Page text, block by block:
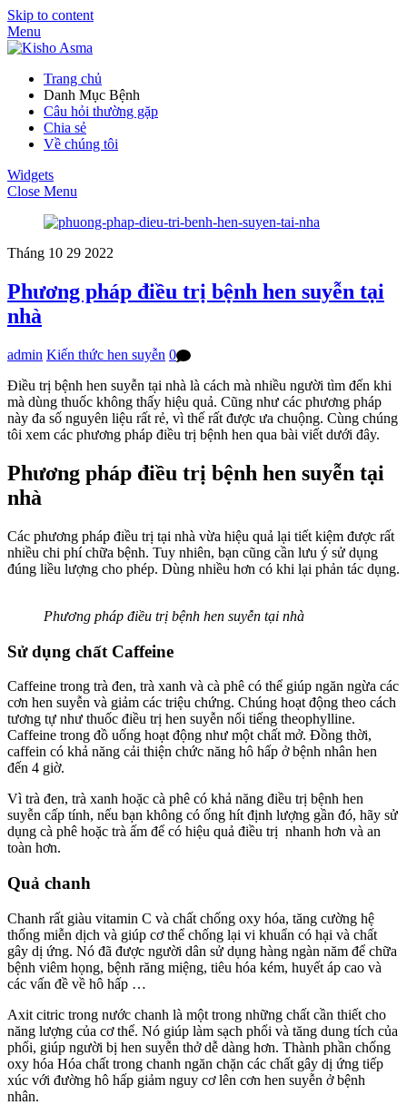
Skip to content
Menu
Trang chủ
Danh Mục Bệnh
Câu hỏi thường gặp
Chia sẻ
Về chúng tôi
Widgets
Close Menu
Tháng 10 29 2022
Phương pháp điều trị bệnh hen suyễn tại
nhà
admin Kiến thức hen suyễn 0
Điều trị bệnh hen suyễn tại nhà là cách mà nhiều người tìm đến khi
mà dùng thuốc không thấy hiệu quả. Cũng như các phương pháp
này đa số nguyên liệu rất rẻ, vì thế rất được ưa chuộng. Cùng chúng
tôi xem các phương pháp điều trị bệnh hen qua bài viết dưới đây.
Phương pháp điều trị bệnh hen suyễn tại
nhà
Các phương pháp điều trị tại nhà vừa hiệu quả lại tiết kiệm được rất
nhiều chi phí chữa bệnh. Tuy nhiên, bạn cũng cần lưu ý sử dụng
đúng liều lượng cho phép. Dùng nhiều hơn có khi lại phản tác dụng.
Phương pháp điều trị bệnh hen suyễn tại nhà
Sử dụng chất Caffeine
Caffeine trong trà đen, trà xanh và cà phê có thể giúp ngăn ngừa các
cơn hen suyễn và giảm các triệu chứng. Chúng hoạt động theo cách
tương tự như thuốc điều trị hen suyễn nổi tiếng theophylline.
Caffeine trong đồ uống hoạt động như một chất mở. Đồng thời,
caffein có khả năng cải thiện chức năng hô hấp ở bệnh nhân hen
đến 4 giờ.
Vì trà đen, trà xanh hoặc cà phê có khả năng điều trị bệnh hen
suyễn cấp tính, nếu bạn không có ống hít định lượng gần đó, hãy sử
dụng cà phê hoặc trà ấm để có hiệu quả điều trị nhanh hơn và an
toàn hơn.
Quả chanh
Chanh rất giàu vitamin C và chất chống oxy hóa, tăng cường hệ
thống miễn dịch và giúp cơ thể chống lại vi khuẩn có hại và chất
gây dị ứng. Nó đã được người dân sử dụng hàng ngàn năm để chữa
bệnh viêm họng, bệnh răng miệng, tiêu hóa kém, huyết áp cao và
các vấn đề về hô hấp …
Axit citric trong nước chanh là một trong những chất cần thiết cho
năng lượng của cơ thể. Nó giúp làm sạch phổi và tăng dung tích của
phổi, giúp người bị hen suyễn thở dễ dàng hơn. Thành phần chống
oxy hóa Hóa chất trong chanh ngăn chặn các chất gây dị ứng tiếp
xúc với đường hô hấp giảm nguy cơ lên ​​cơn hen suyễn ở bệnh
nhân.